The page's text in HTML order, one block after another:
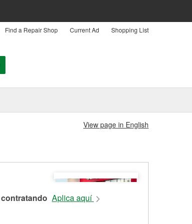
Find a Repair Shop Current Ad Shopping List
View page in English
Aplica aquí